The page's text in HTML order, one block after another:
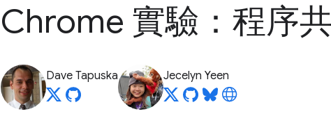
Chrome 實驗：程序
Dave Tapuska Jecelyn Yeen